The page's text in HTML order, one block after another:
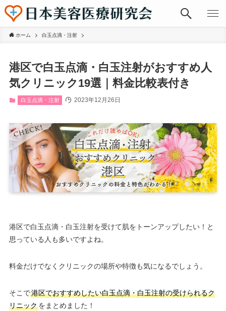
ホーム 白玉点滴・注射
港区で白玉点滴・白玉注射がおすすめ人
気クリニック19選｜料金比較表付き
白玉点滴・注射 2023年12月26日
港区で白玉点滴・白玉注射を受けて肌をトーンアップしたい！と
思っている人も多いですよね。
料金だけでなくクリニックの場所や特徴も気になるでしょう。
そこで港区でおすすめしたい白玉点滴・白玉注射の受けられるク
リニックをまとめました！